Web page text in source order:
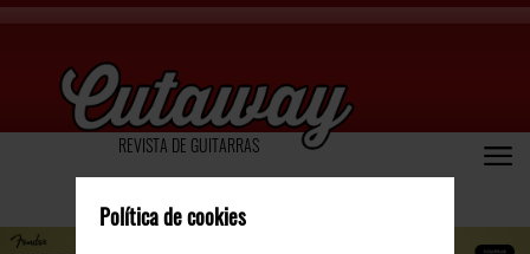
REVISTA DE GUITARRAS
Política de cookies